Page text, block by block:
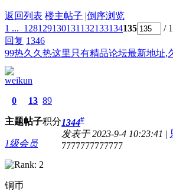
返回列表 楼主帖子 |倒序浏览
1 ... 128129130131 132133134135
/
回复 1346
99热久久热这里只有精品论坛最新地址,
weikun
0
主题
13
帖子
89
积分
1级会员
铜币
1344#
发表于 2023-9-4 10:23:41 |
7777777777777